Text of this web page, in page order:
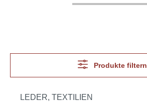
Produkte filtern
LEDER, TEXTILIEN